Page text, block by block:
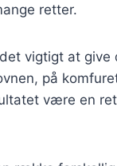
retter.
vigtigt at
på
være en